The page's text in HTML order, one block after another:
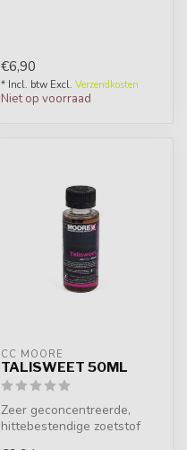
€6,90
* Incl. btw Excl. Verzendkosten
Niet op voorraad
CC MOORE
TALISWEET 50ML
Zeer geconcentreerde,
hittebestendige zoetstof